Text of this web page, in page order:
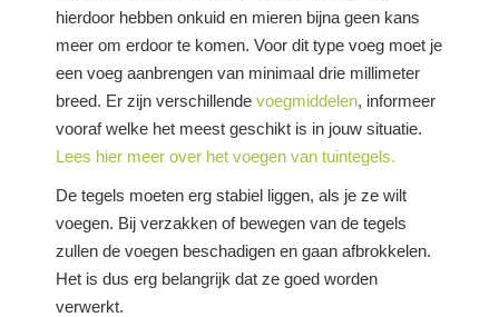
hierdoor hebben onkuid en mieren bijna geen kans
meer om erdoor te komen. Voor dit type voeg moet je
een voeg aanbrengen van minimaal drie millimeter
breed. Er zijn verschillende voegmiddelen, informeer
vooraf welke het meest geschikt is in jouw situatie.
Lees hier meer over het voegen van tuintegels.
De tegels moeten erg stabiel liggen, als je ze wilt
voegen. Bij verzakken of bewegen van de tegels
zullen de voegen beschadigen en gaan afbrokkelen.
Het is dus erg belangrijk dat ze goed worden
verwerkt.